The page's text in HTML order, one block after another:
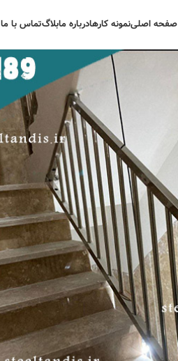
صفحه اصلینمونه کارهادرباره مابلاگتماس با ما